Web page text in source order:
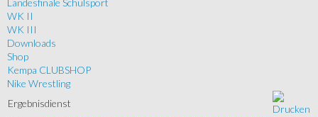
Landesfinale Schulsport
WK II
WK III
Downloads
Shop
Kempa CLUBSHOP
Nike Wrestling
Ergebnisdienst